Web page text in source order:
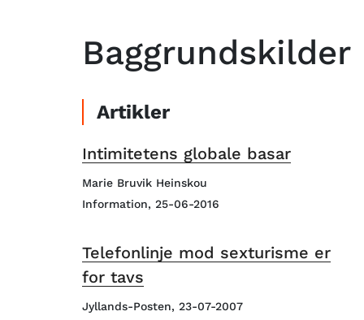
Baggrundskilder
Artikler
Intimitetens globale basar
Marie Bruvik Heinskou
Information, 25-06-2016
Telefonlinje mod sexturisme er
for tavs
Jyllands-Posten, 23-07-2007